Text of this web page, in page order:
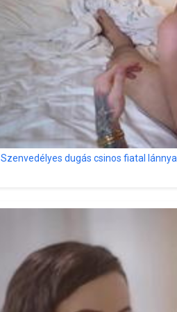
Szenvedélyes dugás csinos fiatal